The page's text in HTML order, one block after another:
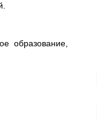
образование,